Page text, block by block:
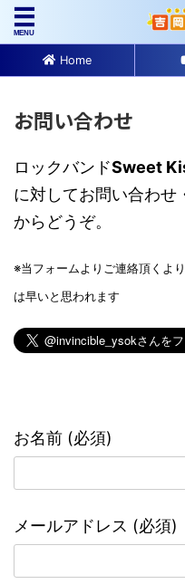
Home
お問い合わせ
ロックバンドSweet
に対してお問い合わせ
からどうぞ。
※当フォームよりご連絡頂くより
は早いと思われます
お名前 (必須)
メールアドレス (必須)